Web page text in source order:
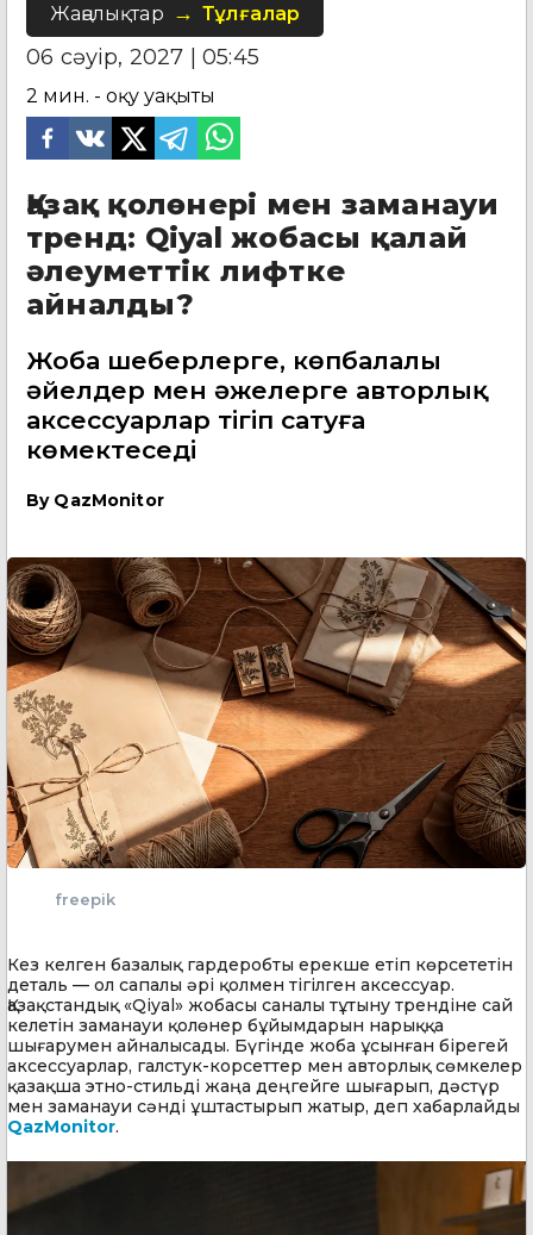
Жаңалықтар Тұлғалар
06 сәуір, 2027 | 05:45
2 мин. - оқу уақыты
Қазақ қолөнері мен заманауи
тренд: Qiyal жобасы қалай
әлеуметтік лифтке
айналды?
Жоба шеберлерге, көпбалалы
әйелдер мен әжелерге авторлық
аксессуарлар тігіп сатуға
көмектеседі
By QazMonitor
freepik
Кез келген базалық гардеробты ерекше етіп көрсететін
деталь — ол сапалы әрі қолмен тігілген аксессуар.
Қазақстандық «Qiyal» жобасы саналы тұтыну трендіне сай
келетін заманауи қолөнер бұйымдарын нарыққа
шығарумен айналысады. Бүгінде жоба ұсынған бірегей
аксессуарлар, галстук-корсеттер мен авторлық сөмкелер
қазақша этно-стильді жаңа деңгейге шығарып, дәстүр
мен заманауи сәнді ұштастырып жатыр, деп хабарлайды
QazMonitor.